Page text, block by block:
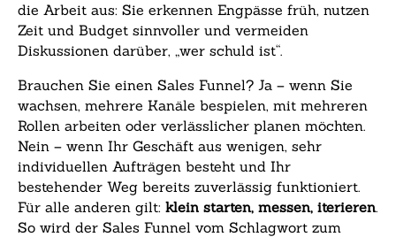
die Arbeit aus: Sie erkennen Engpässe früh, nutzen
Zeit und Budget sinnvoller und vermeiden
Diskussionen darüber, „wer schuld ist“.
Brauchen Sie einen Sales Funnel? Ja – wenn Sie
wachsen, mehrere Kanäle bespielen, mit mehreren
Rollen arbeiten oder verlässlicher planen möchten.
Nein – wenn Ihr Geschäft aus wenigen, sehr
individuellen Aufträgen besteht und Ihr
bestehender Weg bereits zuverlässig funktioniert.
Für alle anderen gilt: klein starten, messen, iterieren.
So wird der Sales Funnel vom Schlagwort zum